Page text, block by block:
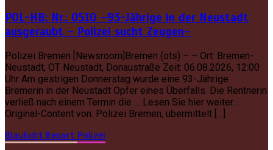
POL-HB: Nr.: 0510 –93-Jährige in der Neustadt
ausgeraubt – Polizei sucht Zeugen–
Polizei Bremen [Newsroom]Bremen (ots) – – Ort: Bremen-
Neustadt, OT Neustadt, Donaustraße Zeit: 06.08.2026, 12:00
Uhr Am gestrigen Donnerstag wurde eine 93-Jährige
Bremerin in der Neustadt Opfer eines Überfalls. Die Rentnerin
verließ nach einem Termin die … Lesen Sie hier weiter…
Original-Content von: Polizei Bremen, übermittelt […]
Blaulicht Report Polizei